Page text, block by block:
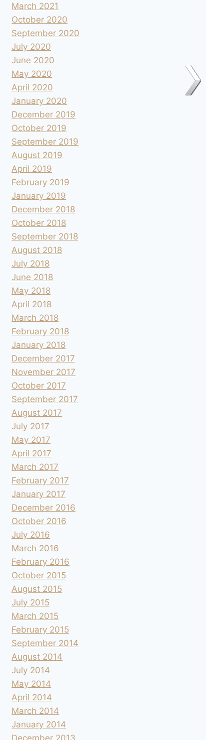
March 2021
October 2020
September 2020
July 2020
June 2020
May 2020
April 2020
January 2020
December 2019
October 2019
September 2019
August 2019
April 2019
February 2019
January 2019
December 2018
October 2018
September 2018
August 2018
July 2018
June 2018
May 2018
April 2018
March 2018
February 2018
January 2018
December 2017
November 2017
October 2017
September 2017
August 2017
July 2017
May 2017
April 2017
March 2017
February 2017
January 2017
December 2016
October 2016
July 2016
March 2016
February 2016
October 2015
August 2015
July 2015
March 2015
February 2015
September 2014
August 2014
July 2014
May 2014
April 2014
March 2014
January 2014
December 2013